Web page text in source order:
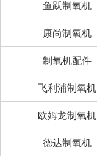
鱼跃制氧机
康尚制氧机
制氧机配件
飞利浦制氧机
欧姆龙制氧机
德达制氧机